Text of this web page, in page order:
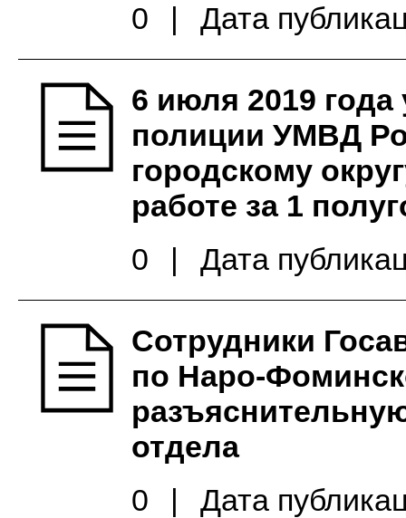
0
| Дата
6 июля 2019
полиции УМВД
городскому
работе за 1
0
| Дата
Сотрудники
по Наро-
отдела
0
| Дата